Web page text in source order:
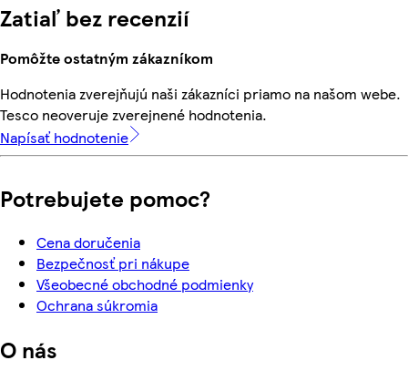
Zatiaľ bez recenzií
Pomôžte ostatným zákazníkom
Hodnotenia zverejňujú naši zákazníci priamo na našom webe.
Tesco neoveruje zverejnené hodnotenia.
Napísať hodnotenie
Potrebujete pomoc?
Cena doručenia
Bezpečnosť pri nákupe
Všeobecné obchodné podmienky
Ochrana súkromia
O nás